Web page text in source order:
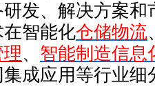
发、解决方案和
智能化仓储物流
、 智能制造信息
成应用等行业细